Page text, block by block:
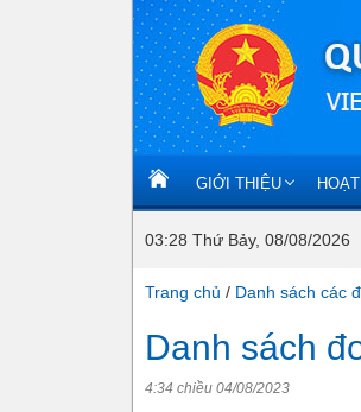
GIỚI THIỆU
03:28 Thứ Bảy, 08/08/2026
Trang chủ / Danh sách các
Danh sách
4:34 chiều 04/08/2023